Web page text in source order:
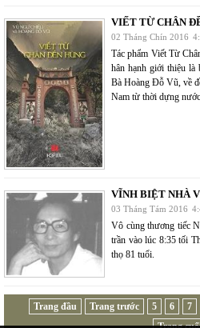
VIẾT TỪ CHÂN
02 Tháng Chín 2016
Tác phẩm Viết Từ
hân hạnh giới thiệu
Bà Hoàng Đỗ Vũ, về
Nam từ thời dựng
VĨNH BIỆT NHÀ
03 Tháng Tám 2016
Vô cùng thương tiếc
trần vào lúc 8:35 tối
thọ 81 tuổi.
Trang đầu Trang trước 5 6 7